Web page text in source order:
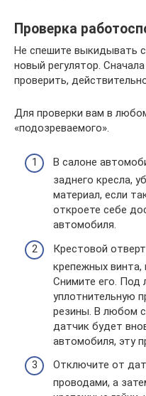
Проверка
Не спешите выкидывать
новый регулятор.
проверить,
Для проверки вам в
«подозреваемого».
В салоне
заднего кресла,
материал, если
откроете себе
автомобиля.
Крестовой
крепежных
Снимите его. Под
уплотнительную
резины. В любом
датчик будет
автомобиля, эту
Отключите от
проводами, а